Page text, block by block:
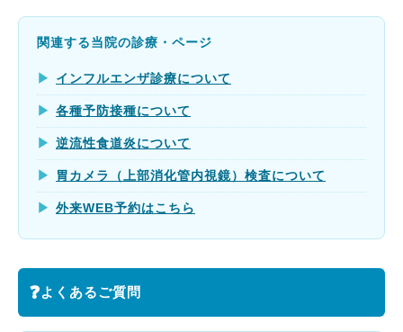
関連する当院の診療・ページ
▶ インフルエンザ診療について
▶ 各種予防接種について
▶ 逆流性食道炎について
▶ 胃カメラ（上部消化管内視鏡）検査について
▶ 外来WEB予約はこちら
❓よくあるご質問